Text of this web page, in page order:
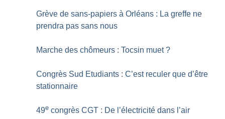
Grève de sans-papiers à Orléans : La greffe ne
prendra pas sans nous
Marche des chômeurs : Tocsin muet ?
Congrès Sud Etudiants : C’est reculer que d’être
stationnaire
49e congrès CGT : De l’électricité dans l’air